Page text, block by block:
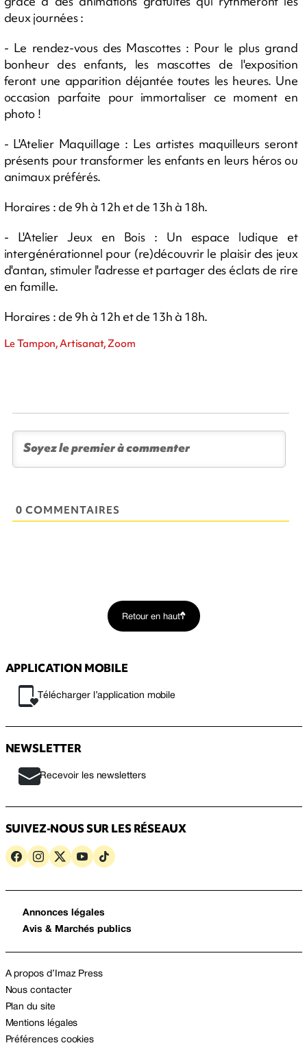
deux journées :
- Le rendez-vous des Mascottes : Pour le plus grand
bonheur des enfants, les mascottes de l'exposition
feront une apparition déjantée toutes les heures. Une
occasion parfaite pour immortaliser ce moment en
photo !
- L'Atelier Maquillage : Les artistes maquilleurs seront
présents pour transformer les enfants en leurs héros ou
animaux préférés.
Horaires : de 9h à 12h et de 13h à 18h.
- L'Atelier Jeux en Bois : Un espace ludique et
intergénérationnel pour (re)découvrir le plaisir des jeux
d'antan, stimuler l'adresse et partager des éclats de rire
en famille.
Horaires : de 9h à 12h et de 13h à 18h.
Le Tampon, Artisanat, Zoom
0 COMMENTAIRES
Retour en haut
APPLICATION MOBILE
Télécharger l’application mobile
NEWSLETTER
Recevoir les newsletters
SUIVEZ-NOUS SUR LES RÉSEAUX
Annonces légales
Avis & Marchés publics
A propos d’Imaz Press
Nous contacter
Plan du site
Mentions légales
Préférences cookies